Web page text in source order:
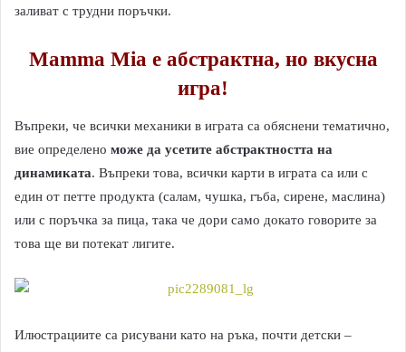
заливат с трудни поръчки.
Mamma Mia е абстрактна, но вкусна
игра!
Въпреки, че всички механики в играта са обяснени тематично,
вие определено може да усетите абстрактността на
динамиката. Въпреки това, всички карти в играта са или с
един от петте продукта (салам, чушка, гъба, сирене, маслина)
или с поръчка за пица, така че дори само докато говорите за
това ще ви потекат лигите.
Илюстрациите са рисувани като на ръка, почти детски –